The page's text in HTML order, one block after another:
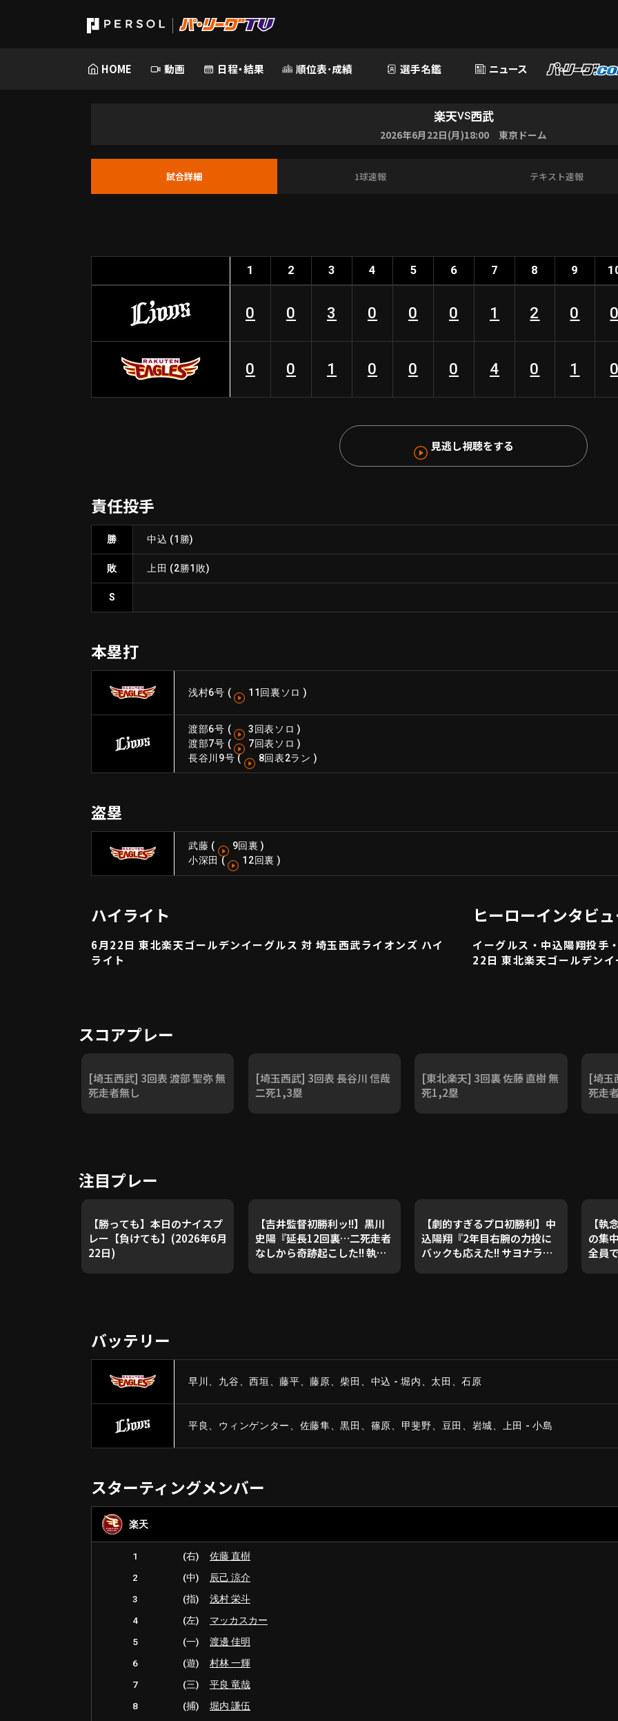
HOME 動画 日程・結果 順位表･成績 選手名鑑 ニュース
楽天VS西武
2026年6月22日(月)18:00 東京ドーム
試合詳細 1球速報 テキスト速報
1 2 3 4 5 6 7 8 9
0 0 3 0 0 0 1 2 0
0 0 1 0 0 0 4 0 1
見逃し視聴をする
責任投手
勝 中込 (1勝)
敗 上田 (2勝1敗)
S
本塁打
浅村6号 ( 11回裏ソロ )
渡部6号 ( 3回表ソロ )
渡部7号 ( 7回表ソロ )
長谷川 9号( 8回表2ラン )
盗塁
武藤 ( 9回裏 )
小深田 ( 12回裏 )
ハイライト
6月22日 東北楽天ゴールデンイーグルス 対 埼玉西武ライオンズ ハイ
ライト
ヒーローインタビ
イーグルス・中込陽翔投手
22日 東北楽天ゴールデン
スコアプレー
[埼玉西武] 3回表 渡部 聖弥 無
死走者無し
[埼玉西武] 3回表 長谷川 信哉
二死1,3塁
[東北楽天] 3回裏 佐藤 直樹 無
死1,2塁
[埼玉
死走
注目プレー
【勝っても】本日のナイスプ
レー【負けても】(2026年6月
22日)
【吉井監督初勝利ッ!!】黒川
史陽『延長12回裏…二死走者
なしから奇跡起こした!! 執念
【劇的すぎるプロ初勝利】中
込陽翔『2年目右腕の力投に
バックも応えた!! サヨナラの
【執
の集
全員
バッテリー
早川、九谷、西垣、藤平、藤原、柴田、中込 - 堀内、太田、石原
平良、ウィンゲンター、佐藤隼、黒田、篠原、甲斐野、豆田、岩城、上田 - 小島
スターティングメンバー
楽天
1 (右)
佐藤 直樹
2
(中)
辰己 涼介
3
(指)
浅村 栄斗
4
(左)
マッカスカー
5
(一)
渡邊 佳明
6
(遊)
村林 一輝
7
(三)
平良 竜哉
8
(捕)
堀内 謙伍